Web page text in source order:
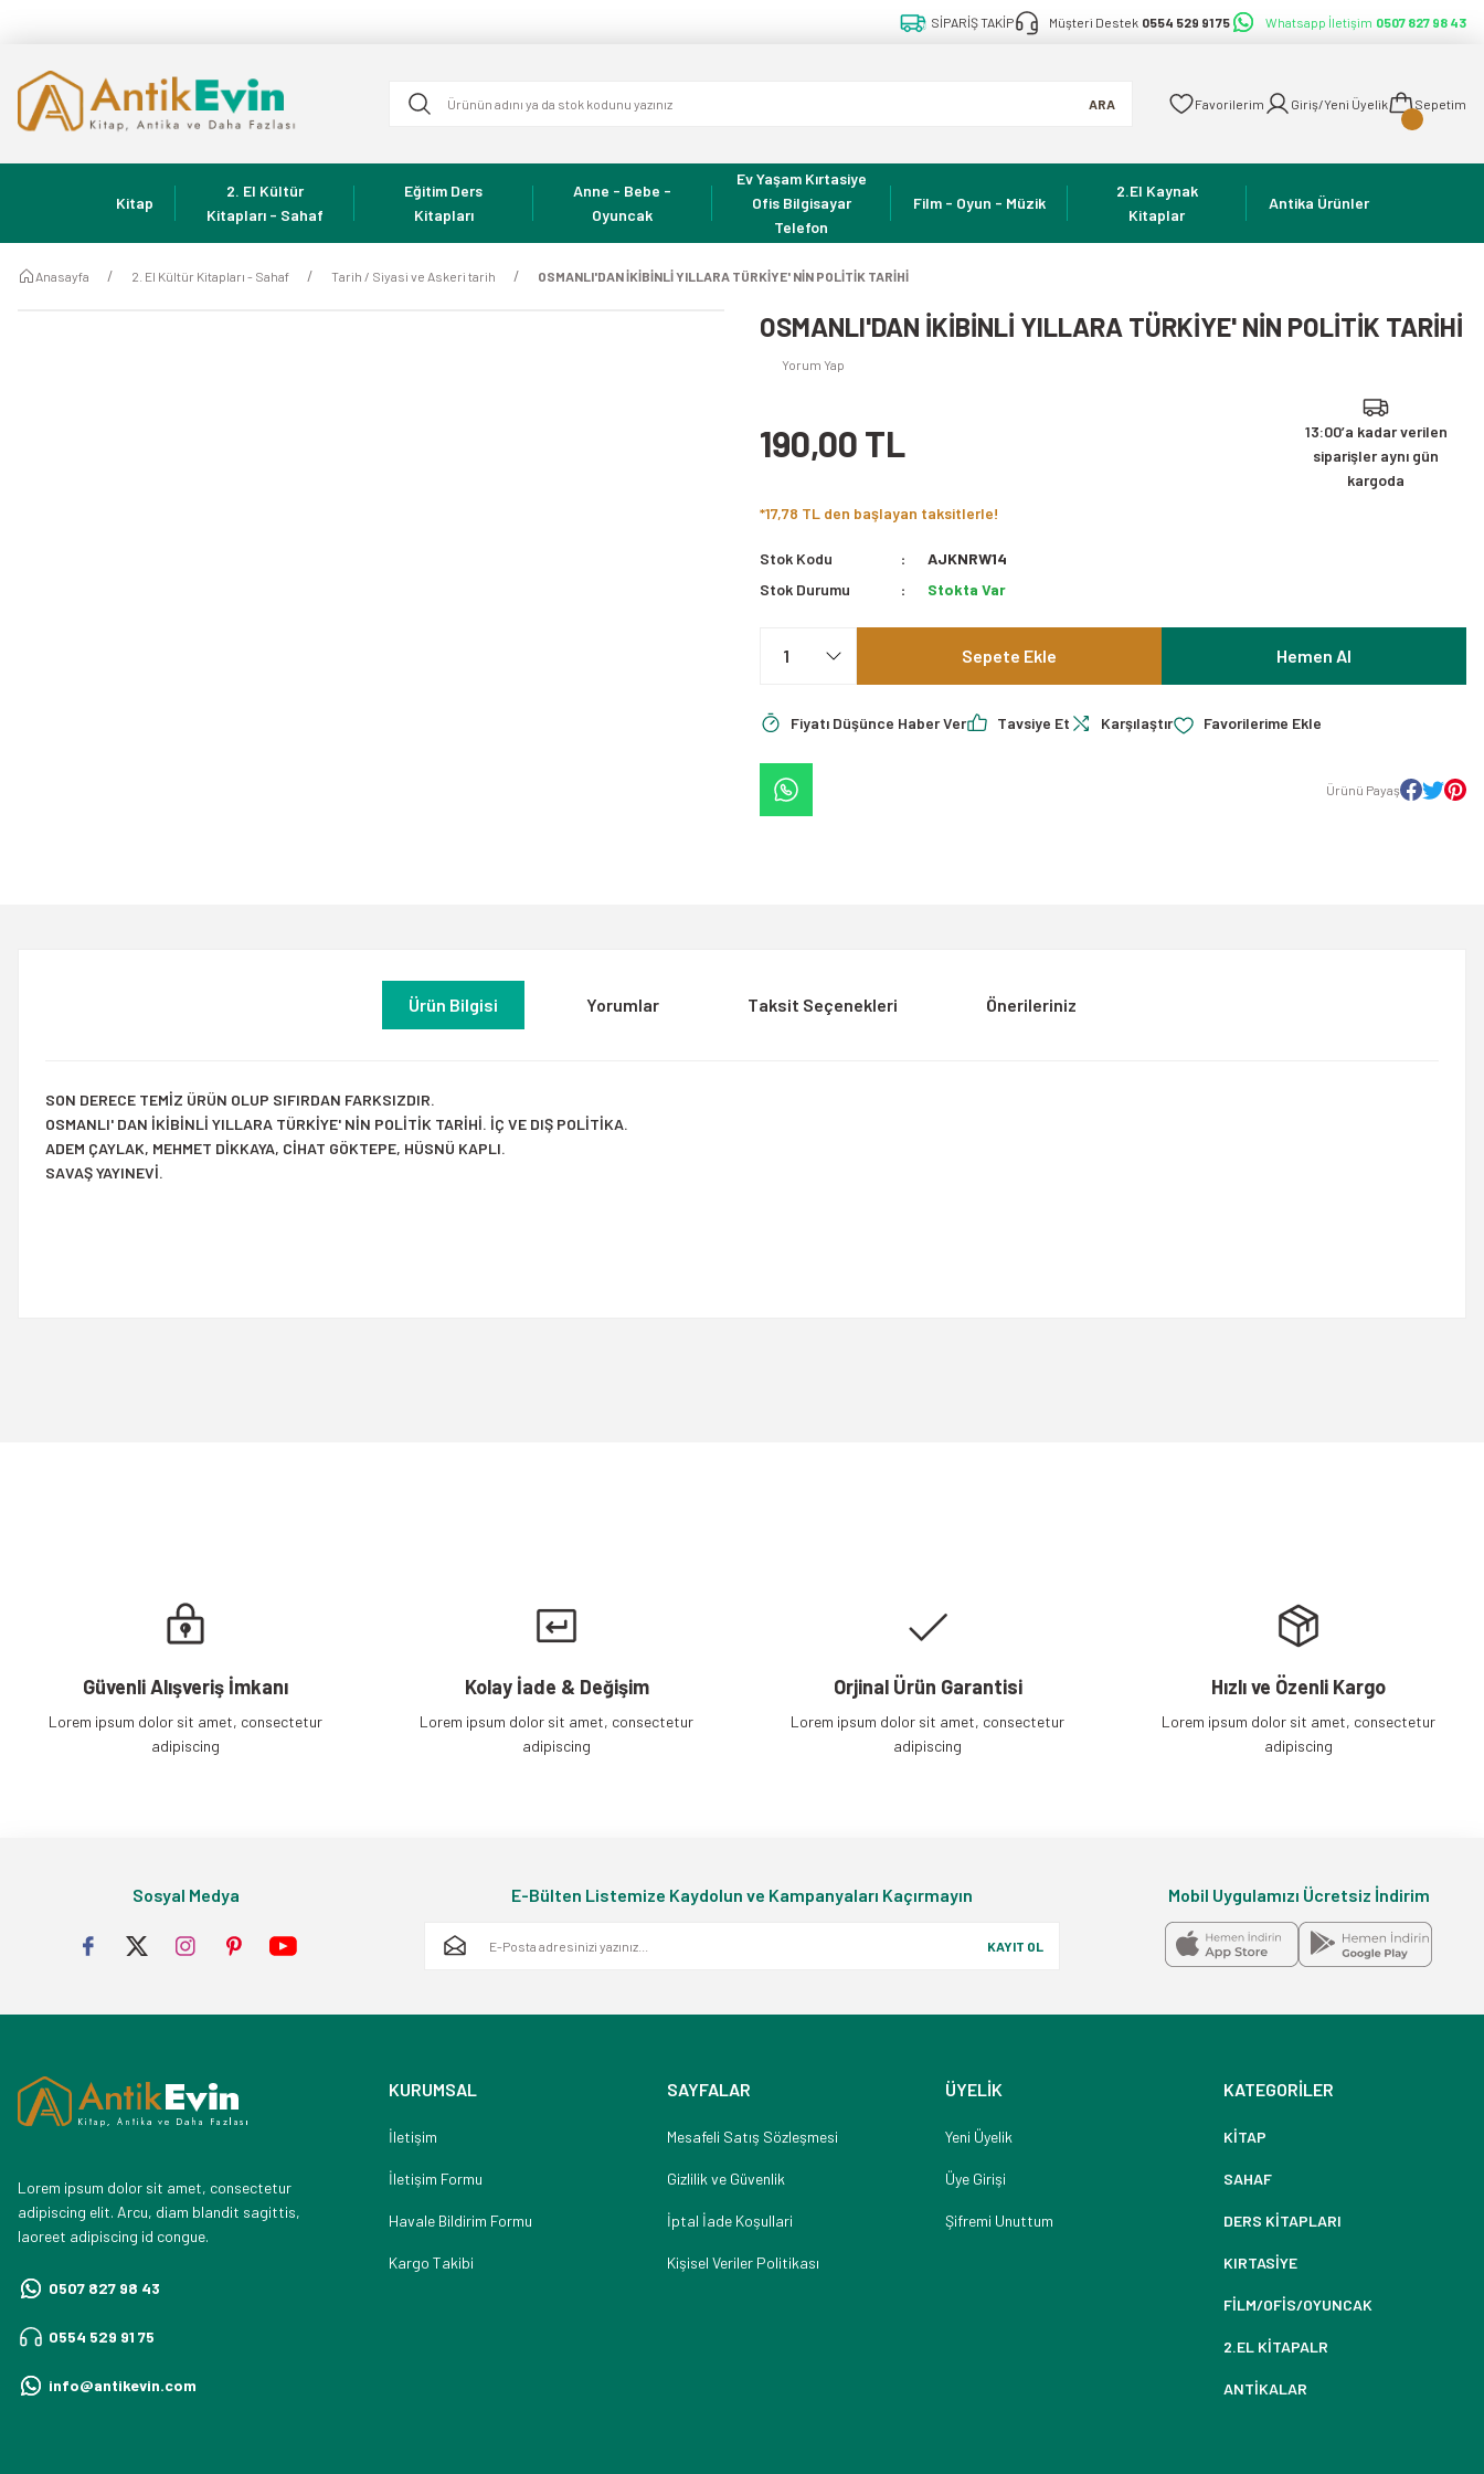
SİPARİŞ TAKİP Müşteri Destek 0554 529 91 75 Whatsapp İletişim 0507 827 98 43
ARA Favorilerim Giriş/Yeni Üyelik Sepetim
Kitap
2. El Kültür
Kitapları - Sahaf
Eğitim Ders
Kitapları
Anne - Bebe -
Oyuncak
Ev Yaşam Kırtasiye
Ofis Bilgisayar
Telefon
Film - Oyun - Müzik
2.El Kaynak
Kitaplar
Antika Ürünler
Anasayfa 2. El Kültür Kitapları - Sahaf Tarih / Siyasi ve Askeri tarih OSMANLI'DAN İKİBİNLİ YILLARA TÜRKİYE' NİN POLİTİK TARİHİ
OSMANLI'DAN İKİBİNLİ YILLARA TÜRKİYE' NİN POLİTİK TARİHİ
Yorum Yap
190,00 TL
13:00’a kadar verilen
siparişler aynı gün
kargoda
*17,78 TL den başlayan taksitlerle!
Stok Kodu
AJKNRW14
Stok Durumu
Stokta Var
Sepete Ekle Hemen Al
Fiyatı Düşünce Haber Ver Tavsiye Et Karşılaştır
Ürünü Payaş
Ürün Bilgisi Yorumlar Taksit Seçenekleri Önerileriniz
SON DERECE TEMİZ ÜRÜN OLUP SIFIRDAN FARKSIZDIR.
OSMANLI' DAN İKİBİNLİ YILLARA TÜRKİYE' NİN POLİTİK TARİHİ. İÇ VE DIŞ POLİTİKA.
ADEM ÇAYLAK, MEHMET DİKKAYA, CİHAT GÖKTEPE, HÜSNÜ KAPLI.
SAVAŞ YAYINEVİ.
Güvenli Alışveriş İmkanı
Lorem ipsum dolor sit amet, consectetur
adipiscing
Kolay İade & Değişim
Lorem ipsum dolor sit amet, consectetur
adipiscing
Orjinal Ürün Garantisi
Lorem ipsum dolor sit amet, consectetur
adipiscing
Hızlı ve Özenli Kargo
Lorem ipsum dolor sit amet, consectetur
adipiscing
Sosyal Medya E-Bülten Listemize Kaydolun ve Kampanyaları Kaçırmayın
KAYIT OL
Mobil Uygulamızı Ücretsiz İndirim
Lorem ipsum dolor sit amet, consectetur
adipiscing elit. Arcu, diam blandit sagittis,
laoreet adipiscing id congue.
0507 827 98 43
0554 529 91 75
info@antikevin.com
KURUMSAL
İletişim
İletişim Formu
Havale Bildirim Formu
Kargo Takibi
SAYFALAR
Mesafeli Satış Sözleşmesi
Gizlilik ve Güvenlik
İptal İade Koşullari
Kişisel Veriler Politikası
ÜYELİK
Yeni Üyelik
Üye Girişi
Şifremi Unuttum
KATEGORİLER
KİTAP
SAHAF
DERS KİTAPLARI
KIRTASİYE
FİLM/OFİS/OYUNCAK
2.EL KİTAPALR
ANTİKALAR